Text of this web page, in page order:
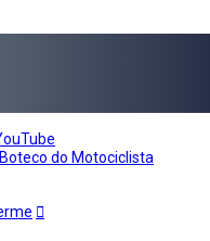
Boteco do Motociclista